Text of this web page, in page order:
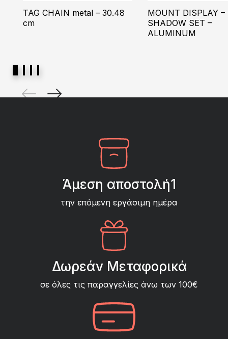
TAG CHAIN metal – 30.48
cm
MOUNT DISPLAY –
SHADOW SET –
ALUMINUM
Άμεση αποστολή1
την επόμενη εργάσιμη ημέρα
Δωρεάν Μεταφορικά
σε όλες τις παραγγελίες άνω των 100€